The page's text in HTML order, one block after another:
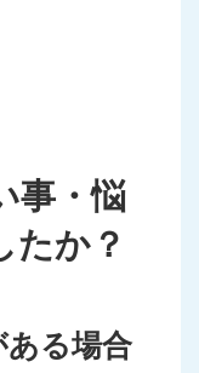
事・悩
たか？
る場合